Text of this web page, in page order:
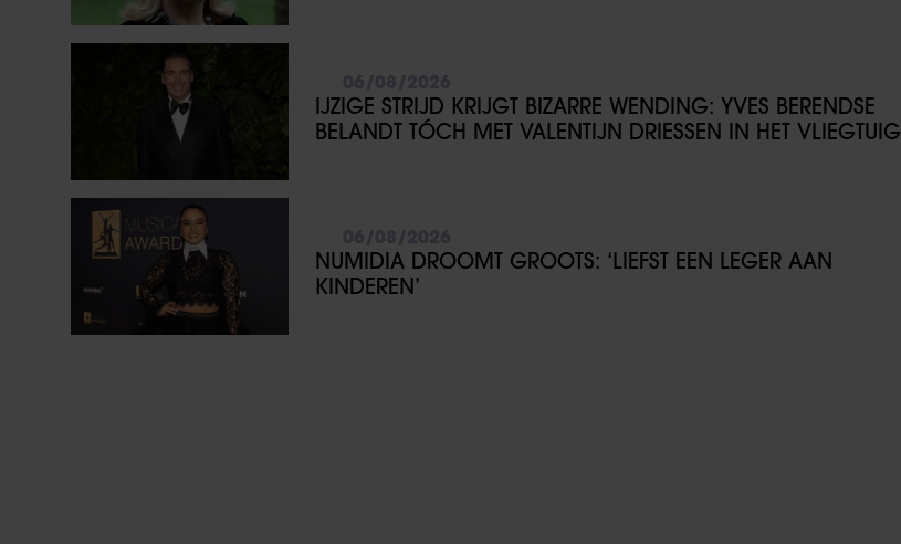
IJZIGE STRIJD KRIJGT BIZARRE WENDING: YVES BERENDSE
BELANDT TÓCH MET VALENTIJN DRIESSEN IN HET VLIEGTUIG
NUMIDIA DROOMT GROOTS: ‘LIEFST EEN LEGER AAN
KINDEREN’